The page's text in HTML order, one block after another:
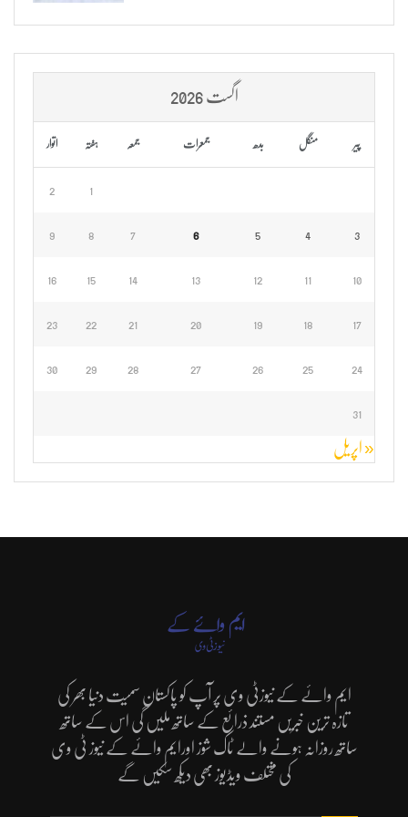
اگست 2026
پیر منگل بدھ جمعرات جمعہ ہفتہ اتوار
1
2
3
4
5
6
7
8
9
10
11
12
13
14
15
16
17
18
19
20
21
22
23
24
25
26
27
28
29
30
31
« اپریل
ایم وائے کے نیوزٹی وی پر آپ کو پاکستان سمیت دنیا بھر کی
تازہ ترین خبریں مستند ذرائع کے ساتھ ملیں گی اس کے ساتھ
ساتھ روزانہ ہونے والے ٹاک شوز اورایم وائے کے نیوز ٹی وی
کی مختلف ویڈیوز بھی دیکھ سکیں گے